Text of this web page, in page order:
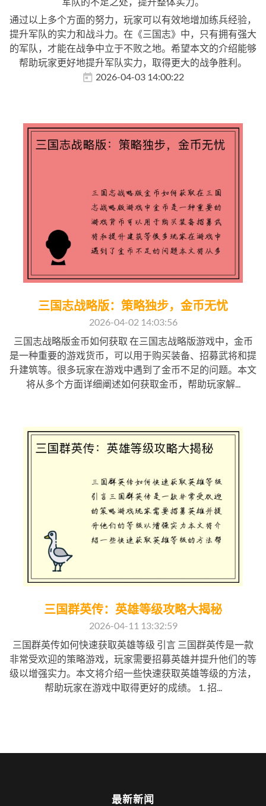
通过以上多个方面的努力，玩家可以有效地增加练兵经验，
提升军队的实力和战斗力。在《三国志》中，只有拥有强大
的军队，才能在战争中立于不败之地。希望本文的介绍能够
帮助玩家更好地提升军队实力，取得更大的战争胜利。
2026-04-03 14:00:22
三国志战略版：策略独步，金币无忧
2026-04-02 14:03:56
三国志战略版金币如何获取 在三国志战略版游戏中，金币
是一种重要的游戏货币，可以用于购买装备、招募武将和提
升建筑等。很多玩家在游戏中遇到了金币不足的问题。本文
将从多个方面详细阐述如何获取金币，帮助玩家解...
三国群英传：英雄等级攻略大揭秘
2026-04-11 13:32:59
三国群英传如何快速获取英雄等级 引言 三国群英传是一款
非常受欢迎的策略游戏，玩家需要招募英雄并提升他们的等
级以增强实力。本文将介绍一些快速获取英雄等级的方法，
帮助玩家在游戏中取得更好的成绩。 1. 招...
最新新闻